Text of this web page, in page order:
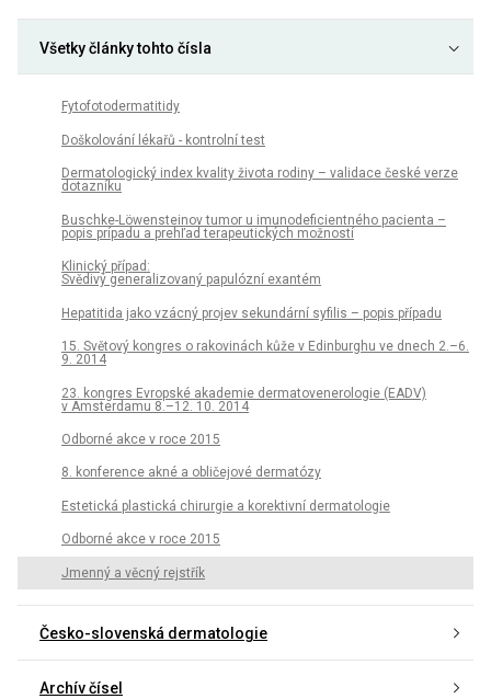
Všetky články tohto čísla
Fytofotodermatitidy
Doškolování lékařů - kontrolní test
Dermatologický index kvality života rodiny – validace české verze
dotazníku
Buschke-Löwensteinov tumor u imunodeficientného pacienta –
popis prípadu a prehľad terapeutických možností
Klinický případ:
Svědivý generalizovaný papulózní exantém
Hepatitida jako vzácný projev sekundární syfilis – popis případu
15. Světový kongres o rakovinách kůže v Edinburghu ve dnech 2.–6.
9. 2014
23. kongres Evropské akademie dermatovenerologie (EADV)
v Amsterdamu 8.–12. 10. 2014
Odborné akce v roce 2015
8. konference akné a obličejové dermatózy
Estetická plastická chirurgie a korektivní dermatologie
Odborné akce v roce 2015
Jmenný a věcný rejstřík
Česko-slovenská dermatologie
Archív čísel